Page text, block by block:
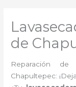
de
Reparación
Chapultepec: